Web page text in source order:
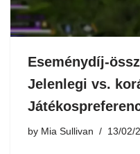
Eseménydíj-
Jelenlegi vs.
by Mia Sullivan 13/02/